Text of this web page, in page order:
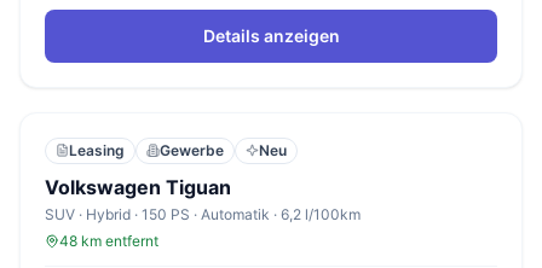
Details anzeigen
Leasing Gewerbe Neu
Volkswagen Tiguan
SUV · Hybrid · 150 PS · Automatik · 6,2 l/100km
48 km entfernt